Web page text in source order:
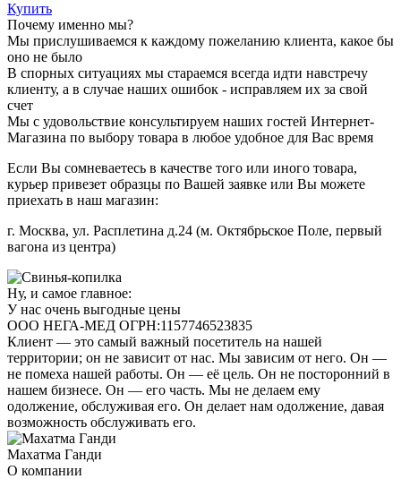
Купить
Почему именно мы?
Мы прислушиваемся к каждому пожеланию клиента, какое бы
оно не было
В спорных ситуациях мы стараемся всегда идти навстречу
клиенту, а в случае наших ошибок - исправляем их за свой
счет
Мы с удовольствие консультируем наших гостей Интернет-
Магазина по выбору товара в любое удобное для Вас время
Если Вы сомневаетесь в качестве того или иного товара,
курьер привезет образцы по Вашей заявке или Вы можете
приехать в наш магазин:
г. Москва, ул. Расплетина д.24 (м. Октябрьское Поле, первый
вагона из центра)
Ну, и самое главное:
У нас очень выгодные цены
ООО НЕГА-МЕД ОГРН:1157746523835
Клиент — это самый важный посетитель на нашей
территории; он не зависит от нас. Мы зависим от него. Он —
не помеха нашей работы. Он — её цель. Он не посторонний в
нашем бизнесе. Он — его часть. Мы не делаем ему
одолжение, обслуживая его. Он делает нам одолжение, давая
возможность обслуживать его.
Махатма Ганди
О компании